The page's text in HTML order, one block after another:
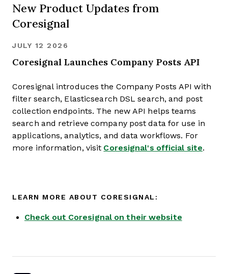
New Product Updates from
Coresignal
JULY 12 2026
Coresignal Launches Company Posts API
Coresignal introduces the Company Posts API with
filter search, Elasticsearch DSL search, and post
collection endpoints. The new API helps teams
search and retrieve company post data for use in
applications, analytics, and data workflows. For
more information, visit Coresignal's official site.
LEARN MORE ABOUT CORESIGNAL:
Check out Coresignal on their website